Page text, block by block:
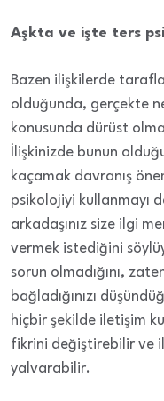
Aşkta ve işte ters
Bazen ilişkilerde
olduğunda, gerçekte
konusunda dürüst
İlişkinizde bunun
kaçamak davranış
psikolojiyi kullanmayı
arkadaşınız size ilgi
vermek istediğini
sorun olmadığını,
bağladığınızı
hiçbir şekilde iletişim
fikrini değiştirebilir ve
yalvarabilir.